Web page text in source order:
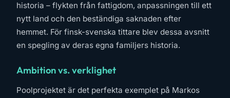
historia – flykten från fattigdom, anpassningen till ett
nytt land och den beständiga saknaden efter
hemmet. För finsk-svenska tittare blev dessa avsnitt
en spegling av deras egna familjers historia.
Ambition vs. verklighet
Poolprojektet är det perfekta exemplet på Markos